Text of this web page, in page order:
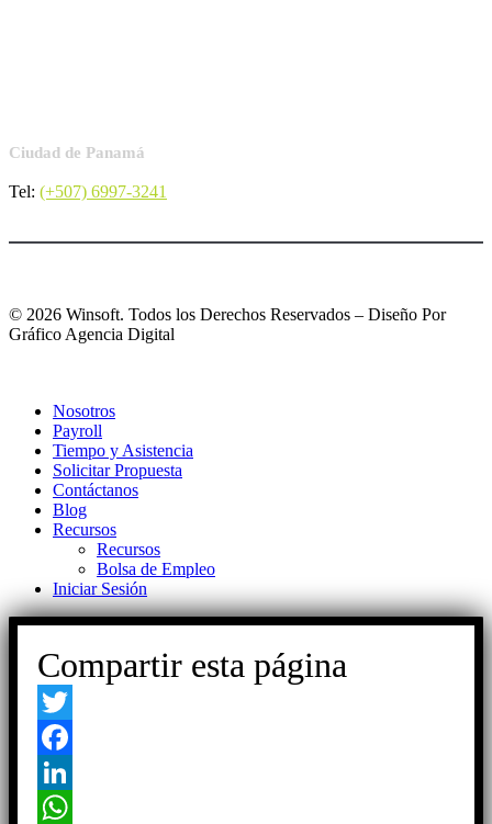
Ciudad de Panamá
Tel: (+507) 6997-3241
© 2026 Winsoft. Todos los Derechos Reservados – Diseño Por
Gráfico Agencia Digital
Nosotros
Payroll
Tiempo y Asistencia
Solicitar Propuesta
Contáctanos
Blog
Recursos
Recursos
Bolsa de Empleo
Iniciar Sesión
Compartir esta página
Twitter
Facebook
LinkedIn